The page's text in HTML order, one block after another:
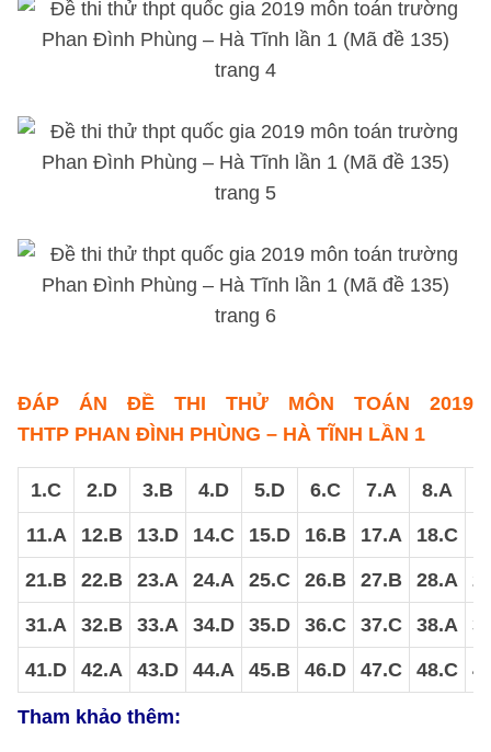
ĐÁP ÁN ĐỀ THI THỬ MÔN TOÁN 2019
THTP PHAN ĐÌNH PHÙNG – HÀ TĨNH LẦN 1
1.C 2.D 3.B 4.D 5.D 6.C 7.A 8.A
11.A 12.B 13.D 14.C 15.D 16.B 17.A 18.C
21.B 22.B 23.A 24.A 25.C 26.B 27.B 28.A
31.A 32.B 33.A 34.D 35.D 36.C 37.C 38.A
41.D 42.A 43.D 44.A 45.B 46.D 47.C 48.C
Tham khảo thêm: